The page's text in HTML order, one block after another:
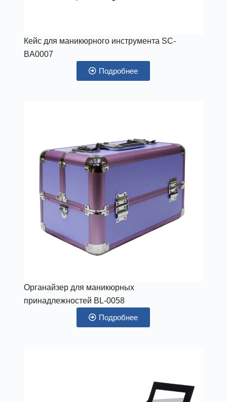
Кейс для маникюрного инструмента SC-
BA0007
Подробнее
Органайзер для маникюрных
принадлежностей BL-0058
Подробнее